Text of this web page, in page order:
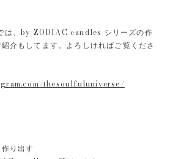
、by ZODIAC candles シリーズの作
介もしてます。よろしければご覧くださ
thesoulfuluniverse/
り出す